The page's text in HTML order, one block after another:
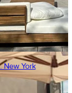
New York